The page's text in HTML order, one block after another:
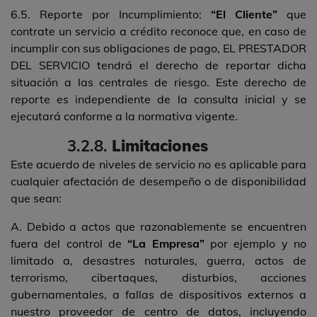
6.5. Reporte por Incumplimiento: “El Cliente” que
contrate un servicio a crédito reconoce que, en caso de
incumplir con sus obligaciones de pago, EL PRESTADOR
DEL SERVICIO tendrá el derecho de reportar dicha
situación a las centrales de riesgo. Este derecho de
reporte es independiente de la consulta inicial y se
ejecutará conforme a la normativa vigente.
3.2.8. Limitaciones
Este acuerdo de niveles de servicio no es aplicable para
cualquier afectación de desempeño o de disponibilidad
que sean:
A. Debido a actos que razonablemente se encuentren
fuera del control de “La Empresa”por ejemplo y no
limitado a, desastres naturales, guerra, actos de
terrorismo, cibertaques, disturbios, acciones
gubernamentales, a fallas de dispositivos externos a
nuestro proveedor de centro de datos, incluyendo